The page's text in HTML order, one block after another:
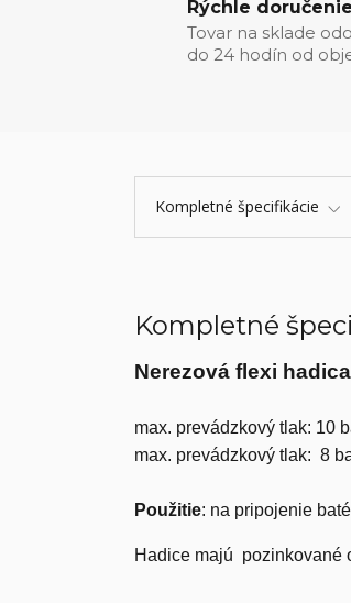
Rýchle doručenie
Tovar na sklade
do 24 hodín od
Kompletné špecifikácie
Kompletné
Nerezová flexi
max. prevádzkový tlak: 10
max. prevádzkový tlak: 8
Použitie: na pripojenie
Hadice majú pozinkované